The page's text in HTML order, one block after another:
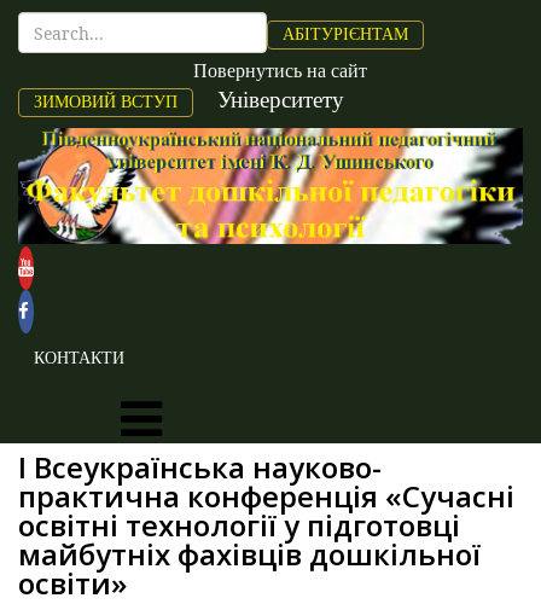
АБІТУРІЄНТАМ
ЗИМОВИЙ ВСТУП
Повернутись на сайт
Університету
КОНТАКТИ
І Всеукраїнська науково-
практична конференція «Сучасні
освітні технології у підготовці
майбутніх фахівців дошкільної
освіти»